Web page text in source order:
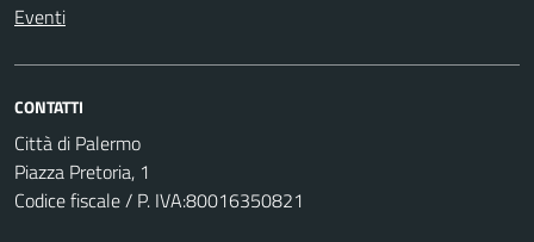
Eventi
CONTATTI
Città di Palermo
Piazza Pretoria, 1
Codice fiscale / P. IVA:80016350821